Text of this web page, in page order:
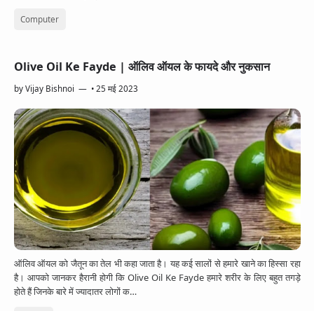
Computer
Olive Oil Ke Fayde | ऑलिव ऑयल के फायदे और नुकसान
byVijay Bishnoi •25 मई 2023
ऑलिव ऑयल को जैतून का तेल भी कहा जाता है। यह कई सालों से हमारे खाने का हिस्सा रहा
है। आपको जानकर हैरानी होगी कि Olive Oil Ke Fayde हमारे शरीर के लिए बहुत तगड़े
होते हैं जिनके बारे में ज्यादातर लोगों क…